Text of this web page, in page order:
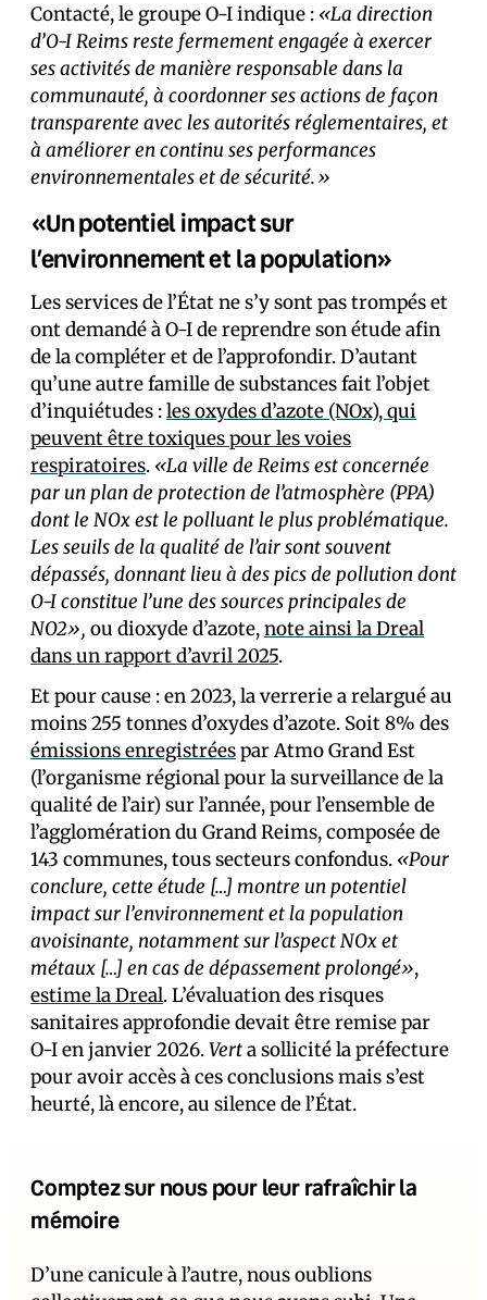
Contacté, le groupe O-I indique : «La direction
d’O-I Reims reste fermement engagée à exercer
ses activités de manière responsable dans la
communauté, à coordonner ses actions de façon
transparente avec les autorités réglementaires, et
à améliorer en continu ses performances
environnementales et de sécurité.»
«Un potentiel impact sur
l’environnement et la population»
Les services de l’État ne s’y sont pas trompés et
ont demandé à O-I de reprendre son étude afin
de la compléter et de l’approfondir. D’autant
qu’une autre famille de substances fait l’objet
d’inquiétudes :les oxydes d’azote (NOx), qui
peuvent être toxiques pour les voies
respiratoires. «La ville de Reims est concernée
par un plan de protection de l’atmosphère (PPA)
dont le NOx est le polluant le plus problématique.
Les seuils de la qualité de l’air sont souvent
dépassés, donnant lieu à des pics de pollution dont
O-I constitue l’une des sources principales de
NO2», ou dioxyde d’azote,note ainsi la Dreal
dans un rapport d’avril 2025.
Et pour cause : en 2023, la verrerie a relargué au
moins 255 tonnes d’oxydes d’azote. Soit 8% des
émissions enregistréespar Atmo Grand Est
(l’organisme régional pour la surveillance de la
qualité de l’air) sur l’année, pour l’ensemble de
l’agglomération du Grand Reims, composée de
143 communes, tous secteurs confondus. «Pour
conclure, cette étude […] montre un potentiel
impact sur l’environnement et la population
avoisinante, notamment sur l’aspect NOx et
métaux […] en cas de dépassement prolongé»,
estime la Dreal. L’évaluation des risques
sanitaires approfondie devait être remise par
O-I en janvier 2026.Verta sollicité la préfecture
pour avoir accès à ces conclusions mais s’est
heurté, là encore, au silence de l’État.
Comptez sur nous pour leur rafraîchir la
mémoire
D’une canicule à l’autre, nous oublions